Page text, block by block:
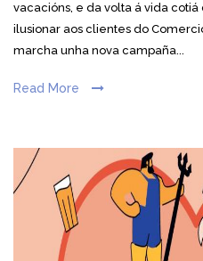
vacacións, e da volta á vida cotiá
ilusionar aos clientes do
marcha unha nova campaña...
Read More